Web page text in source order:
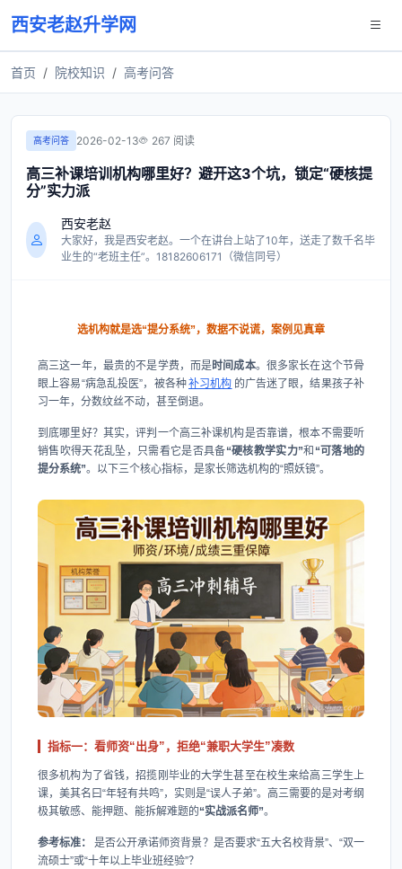
西安老赵升学网
首页 院校知识 高考问答
高考问答 2026-02-13 267 阅读
高三补课培训机构哪里好？避开这3个坑，锁定“硬核提
分”实力派
西安老赵
大家好，我是西安老赵。一个在讲台上站了10年，送走了数千名毕
业生的“老班主任”。18182606171（微信同号）
选机构就是选“提分系统”，数据不说谎，案例见真章
高三这一年，最贵的不是学费，而是时间成本。很多家长在这个节骨
眼上容易“病急乱投医”，被各种补习机构 的广告迷了眼，结果孩子补
习一年，分数纹丝不动，甚至倒退。
到底哪里好？其实，评判一个高三补课机构是否靠谱，根本不需要听
销售吹得天花乱坠，只需看它是否具备“硬核教学实力”和 “可落地的
提分系统”。以下三个核心指标，是家长筛选机构的“照妖镜”。
指标一：看师资“出身”，拒绝“兼职大学生”凑数
很多机构为了省钱，招揽刚毕业的大学生甚至在校生来给高三学生上
课，美其名曰“年轻有共鸣”，实则是“误人子弟”。高三需要的是对考纲
极其敏感、能押题、能拆解难题的“实战派名师”。
参考标准：
是否公开承诺师资背景？是否要求“五大名校背景”、“双一
流硕士”或“十年以上毕业班经验”？